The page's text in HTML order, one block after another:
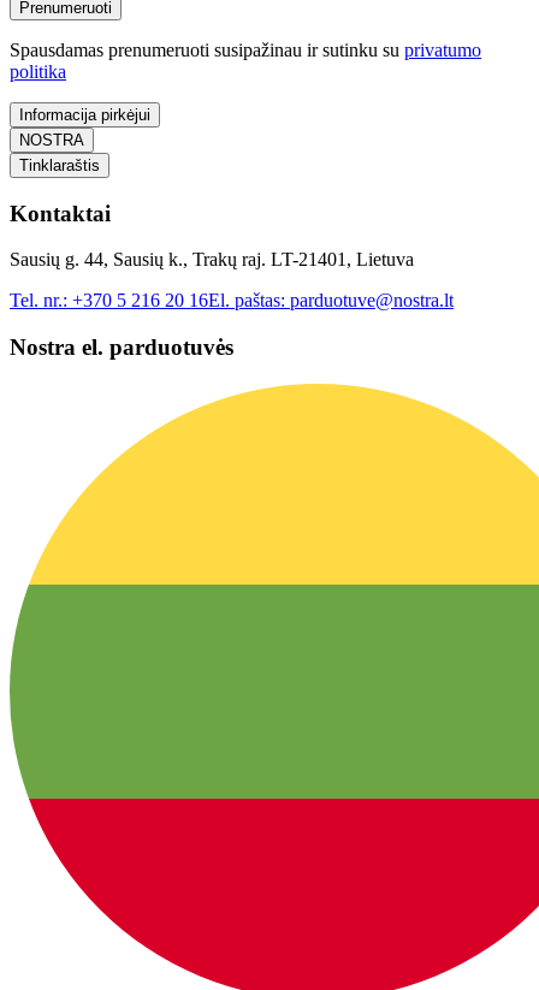
Prenumeruoti
Spausdamas prenumeruoti susipažinau ir sutinku su privatumo
politika
Informacija pirkėjui
NOSTRA
Tinklaraštis
Kontaktai
Sausių g. 44, Sausių k., Trakų raj. LT-21401, Lietuva
Tel. nr.: +370 5 216 20 16El. paštas: parduotuve@nostra.lt
Nostra el. parduotuvės